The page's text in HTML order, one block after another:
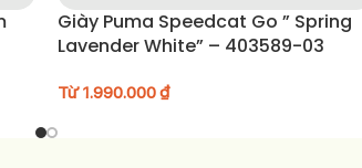
Giày Puma Speedcat Go ” Spring
Lavender White” – 403589-03
Từ1.990.000₫